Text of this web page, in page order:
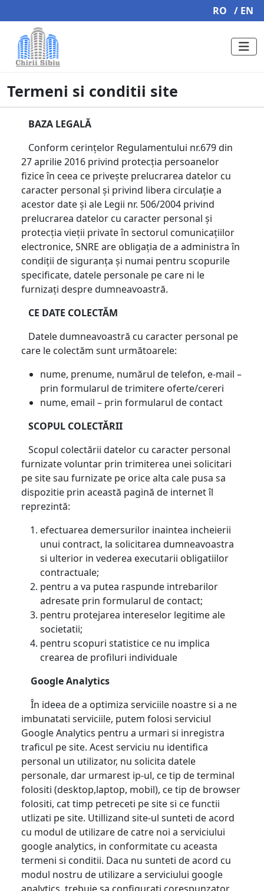
RO / EN
Termeni si conditii site
BAZA LEGALĂ
Conform cerințelor Regulamentului nr.679 din
27 aprilie 2016 privind protecția persoanelor
fizice în ceea ce privește prelucrarea datelor cu
caracter personal și privind libera circulație a
acestor date și ale Legii nr. 506/2004 privind
prelucrarea datelor cu caracter personal şi
protecția vieții private în sectorul comunicațiilor
electronice, SNRE are obligația de a administra în
condiții de siguranța și numai pentru scopurile
specificate, datele personale pe care ni le
furnizați despre dumneavoastră.
CE DATE COLECTĂM
Datele dumneavoastră cu caracter personal pe
care le colectăm sunt următoarele:
nume, prenume, numărul de telefon, e-mail –
prin formularul de trimitere oferte/cereri
nume, email – prin formularul de contact
SCOPUL COLECTĂRII
Scopul colectării datelor cu caracter personal
furnizate voluntar prin trimiterea unei solicitari
pe site sau furnizate pe orice alta cale pusa sa
dispozitie prin această pagină de internet îl
reprezintă:
efectuarea demersurilor inaintea incheierii
unui contract, la solicitarea dumneavoastra
si ulterior in vederea executarii obligatiilor
contractuale;
pentru a va putea raspunde intrebarilor
adresate prin formularul de contact;
pentru protejarea intereselor legitime ale
societatii;
pentru scopuri statistice ce nu implica
crearea de profiluri individuale
Google Analytics
În ideea de a optimiza serviciile noastre si a ne
imbunatati serviciile, putem folosi serviciul
Google Analytics pentru a urmari si inregistra
traficul pe site. Acest serviciu nu identifica
personal un utilizator, nu solicita datele
personale, dar urmarest ip-ul, ce tip de terminal
folositi (desktop,laptop, mobil), ce tip de browser
folositi, cat timp petreceti pe site si ce functii
utlizati pe site. Utillizand site-ul sunteti de acord
cu modul de utilizare de catre noi a serviciului
google analytics, in conformitate cu aceasta
termeni si conditii. Daca nu sunteti de acord cu
modul nostru de utilizare a serviciului google